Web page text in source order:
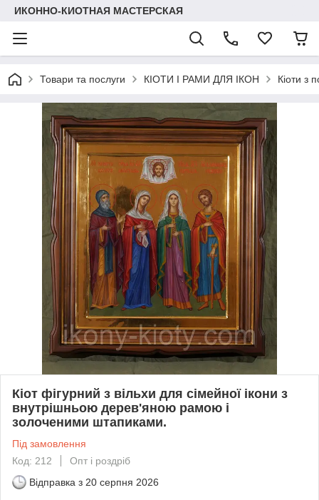
ИКОННО-КИОТНАЯ МАСТЕРСКАЯ
Товари та послуги КІОТИ І РАМИ ДЛЯ ІКОН Кіоти з
Кіот фігурний з вільхи для сімейної ікони з
внутрішньою дерев'яною рамою і
золоченими штапиками.
Під замовлення
Код: 212
Опт і роздріб
Відправка з 20 серпня 2026